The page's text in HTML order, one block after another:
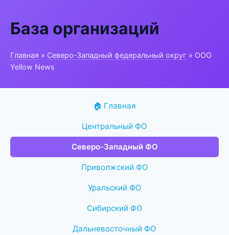
База организаций
Главная » Северо-Западный федеральный округ » ООО
Yellow News
🏠 Главная
Центральный ФО
Северо-Западный ФО
Приволжский ФО
Уральский ФО
Сибирский ФО
Дальневосточный ФО